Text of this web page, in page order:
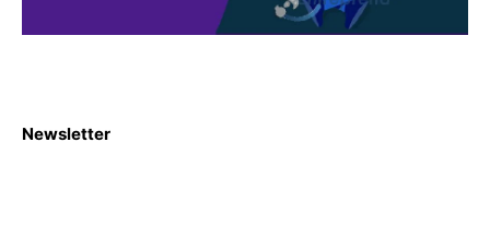
Newsletter